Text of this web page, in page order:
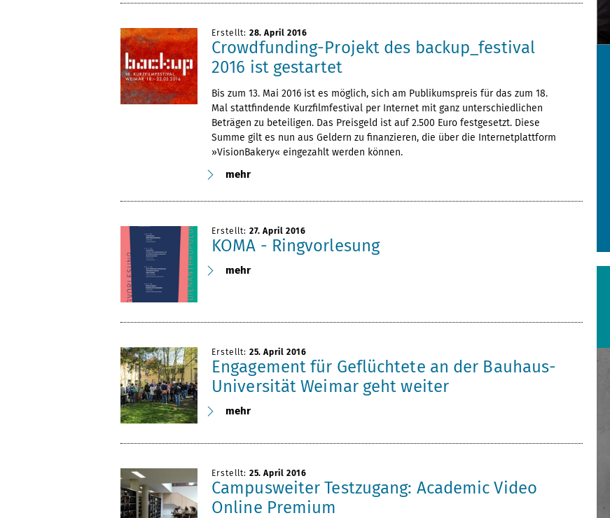
Erstellt: 28. April 2016
Crowdfunding-Projekt des backup_festival
2016 ist gestartet
Bis zum 13. Mai 2016 ist es möglich, sich am Publikumspreis für das zum 18.
Mal stattfindende Kurzfilmfestival per Internet mit ganz unterschiedlichen
Beträgen zu beteiligen. Das Preisgeld ist auf 2.500 Euro festgesetzt. Diese
Summe gilt es nun aus Geldern zu finanzieren, die über die Internetplattform
»VisionBakery« eingezahlt werden können.
mehr
Erstellt: 27. April 2016
KOMA - Ringvorlesung
mehr
Erstellt: 25. April 2016
Engagement für Geflüchtete an der Bauhaus-
Universität Weimar geht weiter
mehr
Erstellt: 25. April 2016
Campusweiter Testzugang: Academic Video
Online Premium